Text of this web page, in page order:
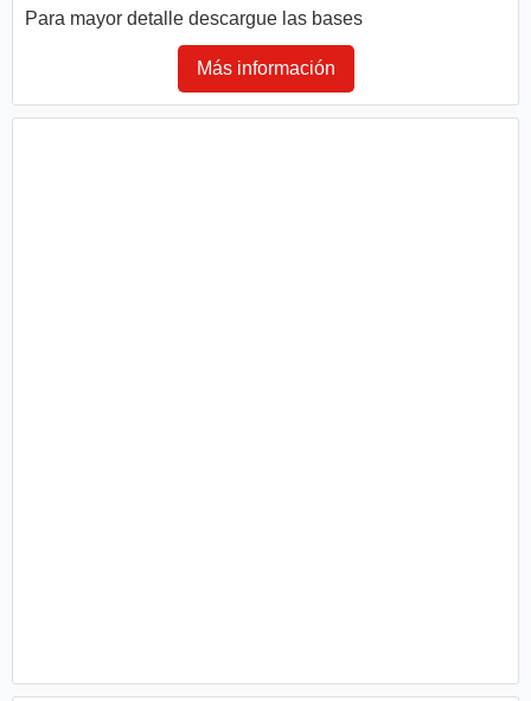
Para mayor detalle descargue las bases
Más información